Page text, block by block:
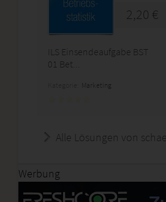
2,20 €
ILS Einsendeaufgabe BST
01 Bet...
Marketing
Alle Lösungen von
Werbung